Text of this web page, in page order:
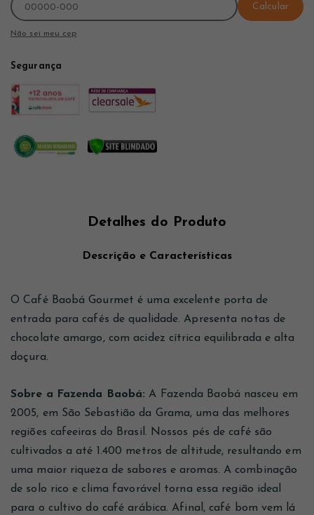
Calcular
Não sei meu cep
Segurança
Detalhes do Produto
Descrição e Características
O Café Baobá Gourmet é uma excelente porta de
entrada para cafés de qualidade. Apresenta notas de
chocolate amargo, com acidez cítrica equilibrada e alta
doçura.
Sobre a Fazenda Baobá:A Fazenda Baobá nasceu em
2005, em São Sebastião da Grama, uma das melhores
regiões cafeeiras do Brasil. Nossos pés de café são
cultivados a até 1.400 metros de altitude, resultando em
uma maior riqueza de sabores e aromas. A combinação
de solo rico e clima favorável torna essa região ideal
para o cultivo do café arábica. Afinal, café bom vem lá